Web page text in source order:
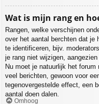
Wat is mijn rang en
Rangen, welke verschijnen
over het aantal berchten dat je
te identificeren, bijv.
je rang niet wijzigen,
Nu moet je natuurlijk het
veel berichten, gewoon voor
tegenovergestelde effect, een
aantal doen dalen.
Omhoog